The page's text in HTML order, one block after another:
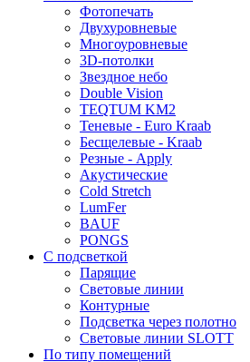
Фотопечать
Двухуровневые
Многоуровневые
3D-потолки
Звездное небо
Double Vision
TEQTUM KM2
Теневые - Euro Kraab
Бесщелевые - Kraab
Резные - Apply
Акустические
Cold Stretch
LumFer
BAUF
PONGS
С подсветкой
Парящие
Световые линии
Контурные
Подсветка через полотно
Световые линии SLOTT
По типу помещений